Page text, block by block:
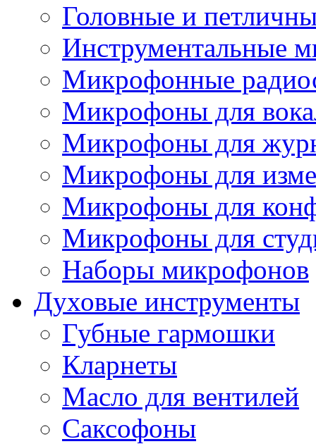
Головные и
Инструментальные
Микрофонные
Микрофоны для
Микрофоны для
Микрофоны для
Микрофоны для
Микрофоны для
Наборы микрофонов
Духовые инструменты
Губные гармошки
Кларнеты
Масло для вентилей
Саксофоны